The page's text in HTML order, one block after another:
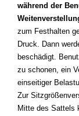
während der
zum Festhalten
Druck. Dann
beschädigt.
zu schonen, ein
einseitiger
Zur
Mitte des Sattels